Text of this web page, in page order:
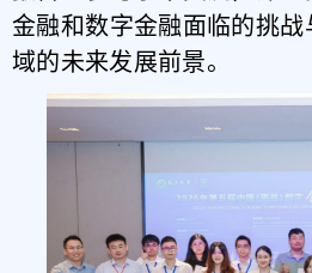
金融和数字金融面临的挑
域的未来发展前景。